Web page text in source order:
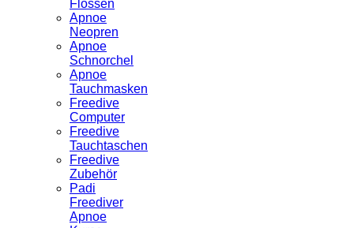
Flossen
Apnoe
Neopren
Apnoe
Schnorchel
Apnoe
Tauchmasken
Freedive
Computer
Freedive
Tauchtaschen
Freedive
Zubehör
Padi
Freediver
Apnoe